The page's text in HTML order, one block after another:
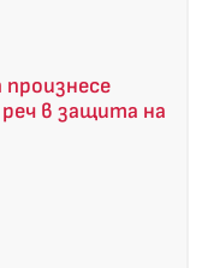
в защита на